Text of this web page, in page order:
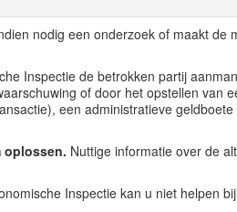
nodig een onderzoek of maakt de
Inspectie de betrokken partij
of door het opstellen van
een administratieve
oplossen. Nuttige informatie over de
Inspectie kan u niet helpen